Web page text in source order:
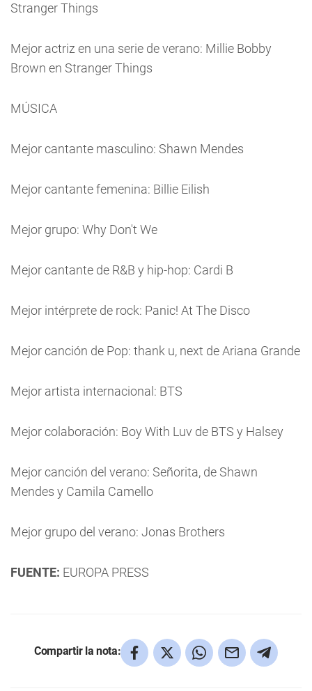
Stranger Things
Mejor actriz en una serie de verano: Millie Bobby
Brown en Stranger Things
MÚSICA
Mejor cantante masculino: Shawn Mendes
Mejor cantante femenina: Billie Eilish
Mejor grupo: Why Don't We
Mejor cantante de R&B y hip-hop: Cardi B
Mejor intérprete de rock: Panic! At The Disco
Mejor canción de Pop: thank u, next de Ariana Grande
Mejor artista internacional: BTS
Mejor colaboración: Boy With Luv de BTS y Halsey
Mejor canción del verano: Señorita, de Shawn
Mendes y Camila Camello
Mejor grupo del verano: Jonas Brothers
FUENTE: EUROPA PRESS
Compartir la nota: